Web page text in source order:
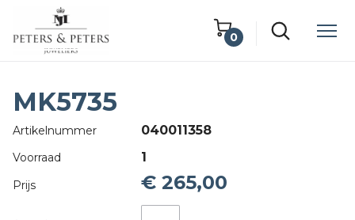
0
MK5735
Artikelnummer 040011358
Voorraad 1
Prijs € 265,00